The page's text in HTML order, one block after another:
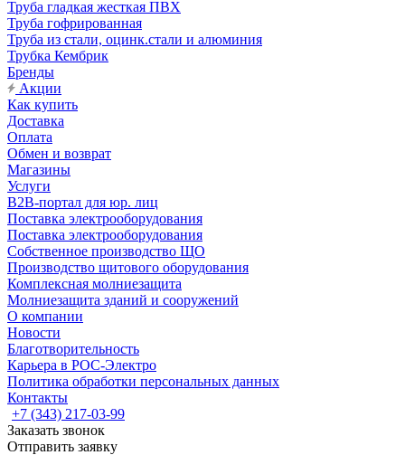
Труба гладкая жесткая ПВХ
Труба гофрированная
Труба из стали, оцинк.стали и алюминия
Трубка Кембрик
Бренды
Акции
Как купить
Доставка
Оплата
Обмен и возврат
Магазины
Услуги
B2B-портал для юр. лиц
Поставка электрооборудования
Поставка электрооборудования
Собственное производство ЩО
Производство щитового оборудования
Комплексная молниезащита
Молниезащита зданий и сооружений
О компании
Новости
Благотворительность
Карьера в РОС-Электро
Политика обработки персональных данных
Контакты
+7 (343) 217-03-99
Заказать звонок
Отправить заявку